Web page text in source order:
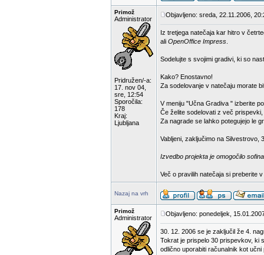
Primož
Administrator
Pridružen/-a:
17. nov 04,
sre, 12:54
Sporočila:
178
Kraj:
Ljubljana
Objavljeno: sreda, 22.11.2006,
Iz tretjega natečaja kar hitro v
ali OpenOffice Impress
Sodelujte s svojimi gradivi, ki so
Kako? Enostavno!
Za sodelovanje v natečaju morate
V meniju "Učna Gradiva " izberite
Če želite sodelovati z več
Za nagrade se lahko potegujejo le
Vabljeni, zaključimo na Silvestrovo,
Izvedbo projekta je omogočilo
Več o pravilih natečaja si preberite v
Nazaj na vrh
Primož
Administrator
Objavljeno: ponedeljek,
30. 12. 2006 se je zaključil že 4.
Tokrat je prispelo 30 prispevkov, ki
odlično uporabiti računalnik kot učni